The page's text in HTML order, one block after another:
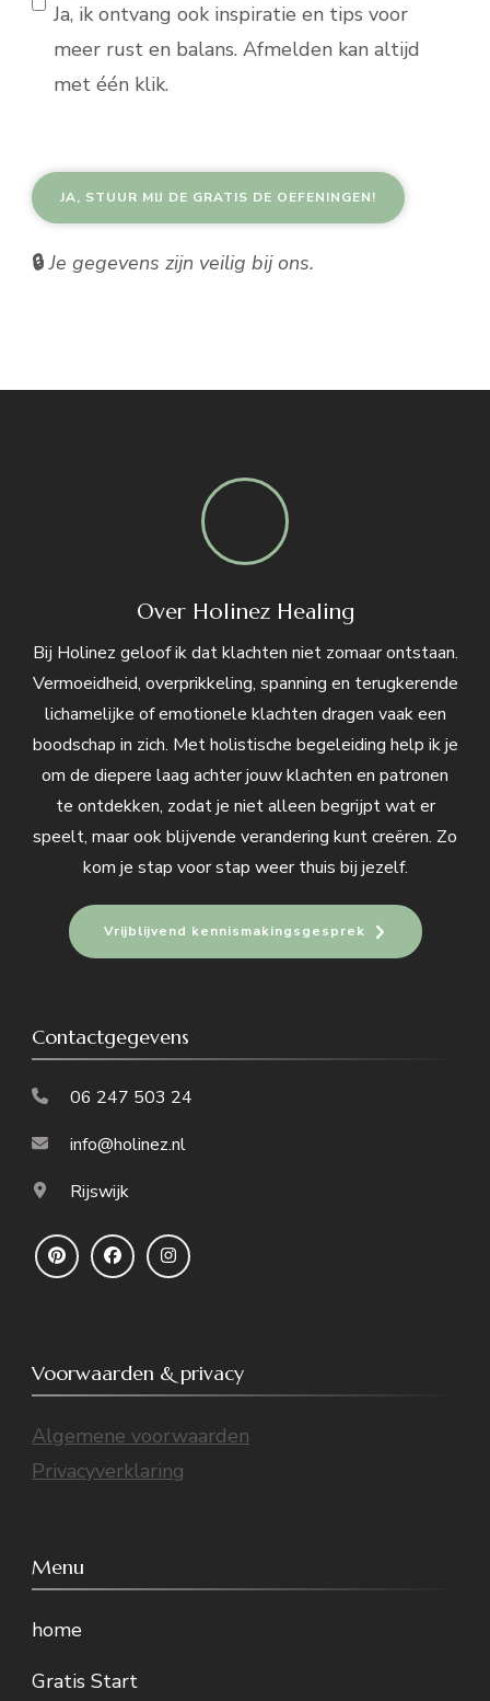
Ja, ik ontvang ook inspiratie en tips voor
meer rust en balans. Afmelden kan altijd
met één klik.
🔒 Je gegevens zijn veilig bij ons.
Over Holinez Healing
Bij Holinez geloof ik dat klachten niet zomaar ontstaan.
Vermoeidheid, overprikkeling, spanning en terugkerende
lichamelijke of emotionele klachten dragen vaak een
boodschap in zich. Met holistische begeleiding help ik je
om de diepere laag achter jouw klachten en patronen
te ontdekken, zodat je niet alleen begrijpt wat er
speelt, maar ook blijvende verandering kunt creëren. Zo
kom je stap voor stap weer thuis bij jezelf.
Vrijblijvend kennismakingsgesprek
Contactgegevens
06 247 503 24
info@holinez.nl
Rijswijk
Voorwaarden & privacy
Algemene voorwaarden
Privacyverklaring
Menu
home
Gratis Start